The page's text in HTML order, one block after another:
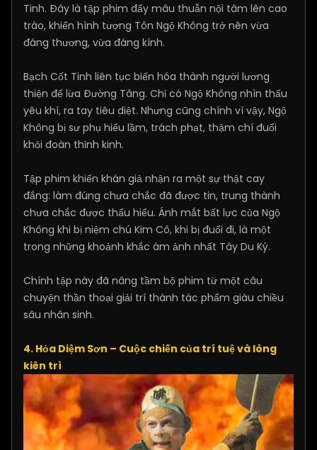
Tinh. Đây là tập phim đẩy mâu thuẫn nội tâm lên cao
trào, khiến hình tượng Tôn Ngộ Không trở nên vừa
đáng thương, vừa đáng kính.
Bạch Cốt Tinh liên tục biến hóa thành người lương
thiện để lừa Đường Tăng. Chỉ có Ngộ Không nhìn thấu
yêu khí, ra tay tiêu diệt. Nhưng cũng chính vì vậy, Ngộ
Không bị sư phụ hiểu lầm, trách phạt, thậm chí đuổi
khỏi đoàn thỉnh kinh.
Tập phim khiến khán giả nhận ra một sự thật cay
đắng: làm đúng chưa chắc đã được tin, trung thành
chưa chắc được thấu hiểu. Ánh mắt bất lực của Ngộ
Không khi bị niệm chú Kim Cô, khi bị đuổi đi, là một
trong những khoảnh khắc ám ảnh nhất Tây Du Ký.
Chính tập này đã nâng tầm bộ phim từ một câu
chuyện thần thoại giải trí thành tác phẩm giàu chiều
sâu nhân sinh.
4. Hỏa Diệm Sơn – Cuộc chiến của trí tuệ và lòng
kiên trì